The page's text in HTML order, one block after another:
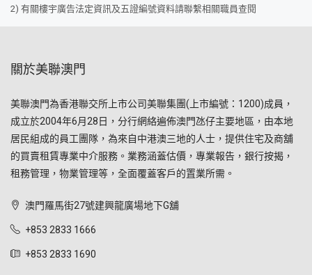
2) 有關樓宇廣告法定資訊及五證編號資料請聯繫相關職員查閱
關於美聯澳門
美聯澳門為香港聯交所上市公司美聯集團(上市編號：1200)成員，
成立於2004年6月28日，分行網絡遍佈澳門氹仔主要地區，由本地
居民組成的員工團隊，為來自中港澳三地的人士，提供住宅及商舖
的買賣租賃專業中介服務。業務涵蓋估價，專業報告，銀行按揭，
租務管理，物業管理等，全面覆蓋客戶的置業所需。
澳門羅馬街27號建興龍廣場地下G舖
+853 2833 1666
+853 2833 1690